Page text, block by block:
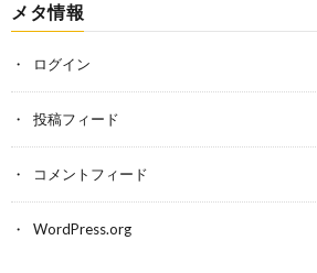
メタ情報
ログイン
投稿フィード
コメントフィード
WordPress.org